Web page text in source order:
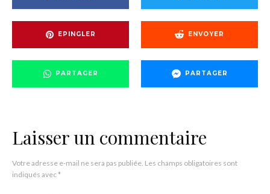
EPINGLER ENVOYER
PARTAGER PARTAGER
Laisser un commentaire
Votre adresse e-mail ne sera pas publiée. Les champs obligatoires sont
indiqués avec*